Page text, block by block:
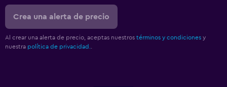
Crea una alerta de precio
Al crear una alerta de precio, aceptas nuestros términos y condiciones y
nuestra política de privacidad.